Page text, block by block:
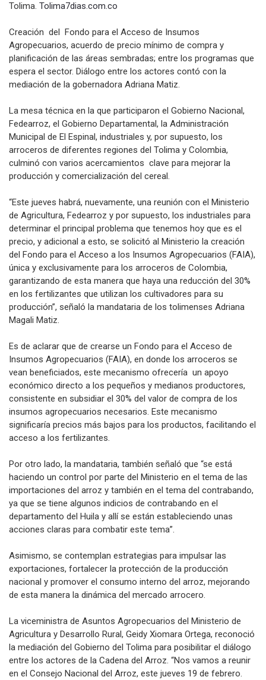
Tolima. Tolima7dias.com.co
Creación del Fondo para el Acceso de Insumos
Agropecuarios, acuerdo de precio mínimo de compra y
planificación de las áreas sembradas; entre los programas que
espera el sector. Diálogo entre los actores contó con la
mediación de la gobernadora Adriana Matiz.
La mesa técnica en la que participaron el Gobierno Nacional,
Fedearroz, el Gobierno Departamental, la Administración
Municipal de El Espinal, industriales y, por supuesto, los
arroceros de diferentes regiones del Tolima y Colombia,
culminó con varios acercamientos clave para mejorar la
producción y comercialización del cereal.
“Este jueves habrá, nuevamente, una reunión con el Ministerio
de Agricultura, Fedearroz y por supuesto, los industriales para
determinar el principal problema que tenemos hoy que es el
precio, y adicional a esto, se solicitó al Ministerio la creación
del Fondo para el Acceso a los Insumos Agropecuarios (FAIA),
única y exclusivamente para los arroceros de Colombia,
garantizando de esta manera que haya una reducción del 30%
en los fertilizantes que utilizan los cultivadores para su
producción”, señaló la mandataria de los tolimenses Adriana
Magali Matiz.
Es de aclarar que de crearse un Fondo para el Acceso de
Insumos Agropecuarios (FAIA), en donde los arroceros se
vean beneficiados, este mecanismo ofrecería un apoyo
económico directo a los pequeños y medianos productores,
consistente en subsidiar el 30% del valor de compra de los
insumos agropecuarios necesarios. Este mecanismo
significaría precios más bajos para los productos, facilitando el
acceso a los fertilizantes.
Por otro lado, la mandataria, también señaló que “se está
haciendo un control por parte del Ministerio en el tema de las
importaciones del arroz y también en el tema del contrabando,
ya que se tiene algunos indicios de contrabando en el
departamento del Huila y allí se están estableciendo unas
acciones claras para combatir este tema”.
Asimismo, se contemplan estrategias para impulsar las
exportaciones, fortalecer la protección de la producción
nacional y promover el consumo interno del arroz, mejorando
de esta manera la dinámica del mercado arrocero.
La viceministra de Asuntos Agropecuarios del Ministerio de
Agricultura y Desarrollo Rural, Geidy Xiomara Ortega, reconoció
la mediación del Gobierno del Tolima para posibilitar el diálogo
entre los actores de la Cadena del Arroz. “Nos vamos a reunir
en el Consejo Nacional del Arroz, este jueves 19 de febrero.